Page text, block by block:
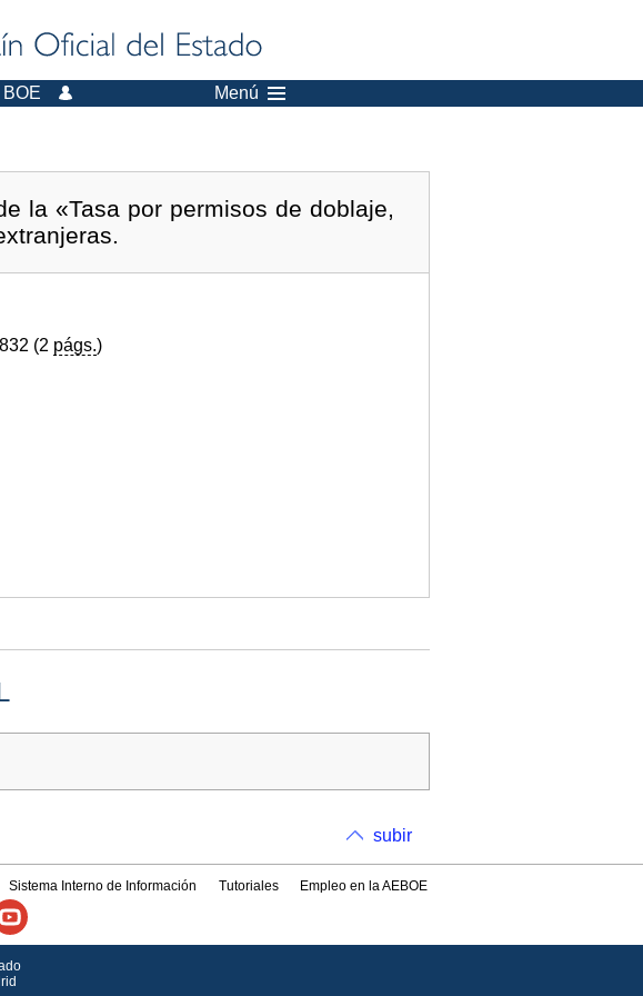
BOE Menú
la «Tasa por permisos de doblaje,
(2 págs.)
subir
Sistema Interno de Información Tutoriales Empleo en la AEBOE